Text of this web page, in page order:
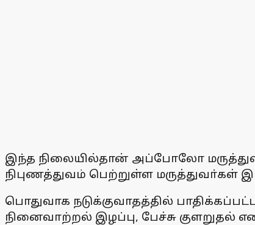
இந்த நிலையில்தான் அப்போலோ
நிபுணத்துவம் பெற்றுள்ள
பொதுவாக நடுக்குவாதத்தில்
நினைவாற்றல் இழப்பு, பேச்சு குளறுதல்